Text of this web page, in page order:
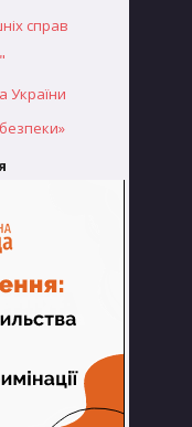
справ
України